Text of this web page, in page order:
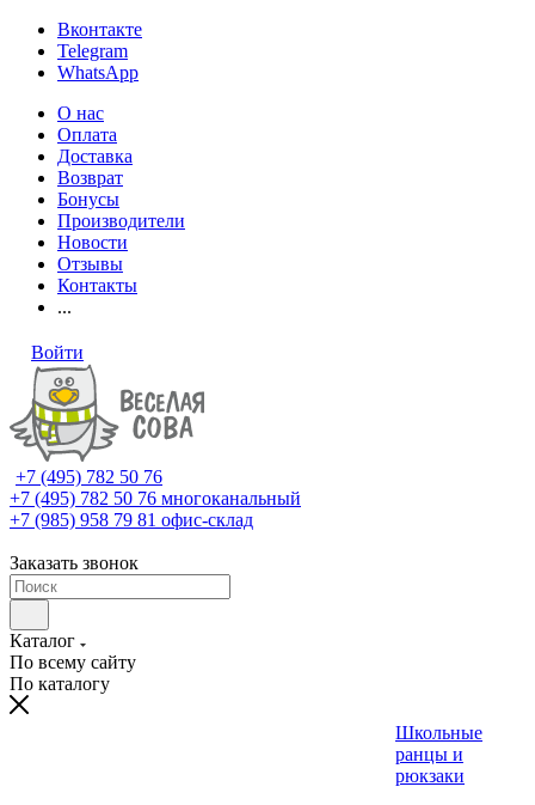
Вконтакте
Telegram
WhatsApp
О нас
Оплата
Доставка
Возврат
Бонусы
Производители
Новости
Отзывы
Контакты
...
Войти
+7 (495) 782 50 76
+7 (495) 782 50 76 многоканальный
+7 (985) 958 79 81 офис-склад
Заказать звонок
Каталог
По всему сайту
По каталогу
Школьные
ранцы и
рюкзаки